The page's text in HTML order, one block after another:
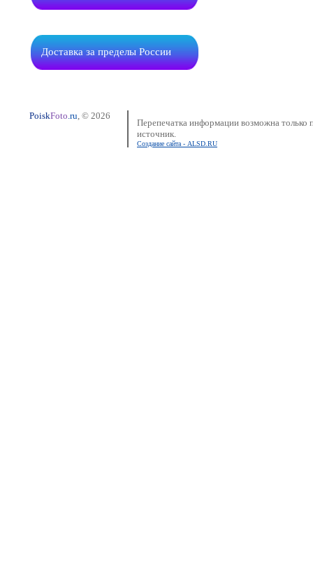
Доставка за пределы России
PoiskFoto.ru, © 2026
Перепечатка информации возможна только
источник.
Создание сайта - ALSD.RU